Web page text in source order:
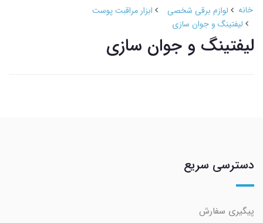
خانه لوازم برقی شخصی
ابزار مراقبت پوست
لیفتینگ و جوان سازی
لیفتینگ و جوان سازی
دسترسی سریع
پیگیری سفارش